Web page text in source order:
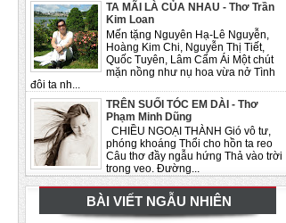
TA MÃI LÀ CỦA NHAU - Thơ Trần
Kim Loan
Mến tặng Nguyên Hạ-Lê Nguyễn,
Hoàng Kim Chi, Nguyễn Thị Tiết,
Quốc Tuyên, Lâm Cẩm Ái Một chút
mặn nồng như nụ hoa vừa nở Tình
đôi ta nh...
TRÊN SUỐI TÓC EM DÀI - Thơ
Phạm Minh Dũng
CHIỀU NGOẠI THÀNH Gió vô tư,
phóng khoáng Thổi cho hồn ta reo
Câu thơ đầy ngẫu hứng Thả vào trời
trong veo. Đường...
BÀI VIẾT NGẪU NHIÊN